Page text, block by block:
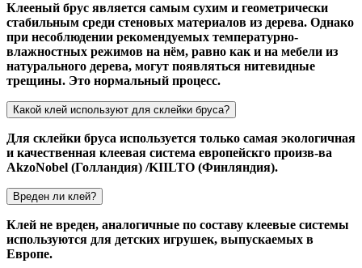
Клееный брус является самым сухим и геометрически
стабильным среди стеновых материалов из дерева. Однако
при несоблюдении рекомендуемых температурно-
влажностных режимов на нём, равно как и на мебели из
натурального дерева, могут появляться нитевидные
трещины. Это нормальный процесс.
Какой клей используют для склейки бруса?
Для склейки бруса используется только самая экологичная
и качественная клеевая система европейскго произв-ва
AkzoNobel (Голландия) /KIILTO (Финляндия).
Вреден ли клей?
Клей не вреден, аналогичные по составу клеевые системы
используются для детских игрушек, выпускаемых в
Европе.